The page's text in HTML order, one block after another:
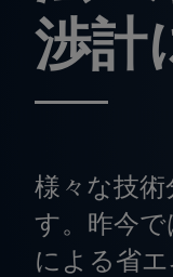
渉計
様々な技
す。昨今
による省